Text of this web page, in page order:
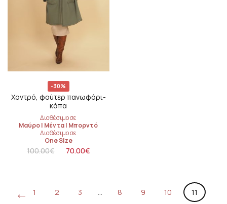
-30%
Χοντρό, φούτερ πανωφόρι-
κάπα
Διαθέσιμο σε
Μαύρο| Μέντα| Μπορντό
Διαθέσιμο σε
One Size
100.00€ 70.00€
← 1 2 3 … 8 9 10 11